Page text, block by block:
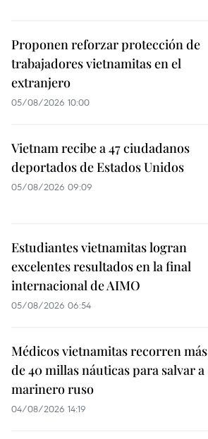
Proponen reforzar protección de
trabajadores vietnamitas en el
extranjero
05/08/2026 10:00
Vietnam recibe a 47 ciudadanos
deportados de Estados Unidos
05/08/2026 09:09
Estudiantes vietnamitas logran
excelentes resultados en la final
internacional de AIMO
05/08/2026 06:54
Médicos vietnamitas recorren más
de 40 millas náuticas para salvar a
marinero ruso
04/08/2026 14:19